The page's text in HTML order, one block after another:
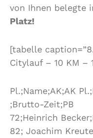
von Ihnen belegte
Platz!
[tabelle
Citylauf – 10 KM –
Pl.;Name;AK;AK
;Brutto-Zeit;PB
72;Heinrich
82; Joachim